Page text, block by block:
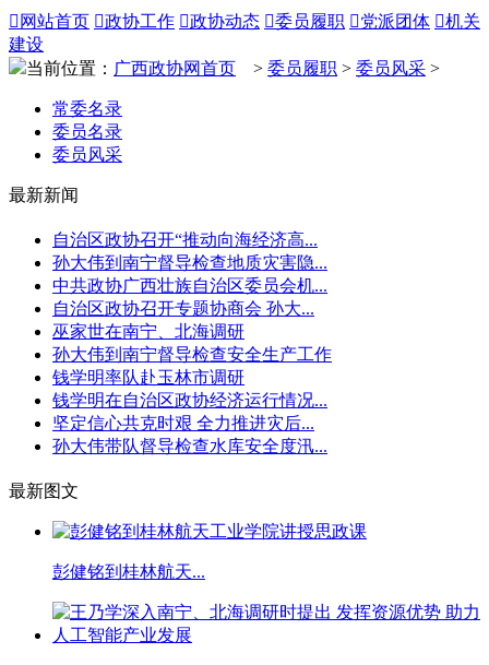
 网站首页 政协工作 政协动态 委员履职 党派团体 机关
建设
当前位置： 广西政协网首页 > 委员履职 > 委员风采 >
常委名录
委员名录
委员风采
最新新闻
自治区政协召开“推动向海经济高...
孙大伟到南宁督导检查地质灾害隐...
中共政协广西壮族自治区委员会机...
自治区政协召开专题协商会 孙大...
巫家世在南宁、北海调研
孙大伟到南宁督导检查安全生产工作
钱学明率队赴玉林市调研
钱学明在自治区政协经济运行情况...
坚定信心共克时艰 全力推进灾后...
孙大伟带队督导检查水库安全度汛...
最新图文
彭健铭到桂林航天...